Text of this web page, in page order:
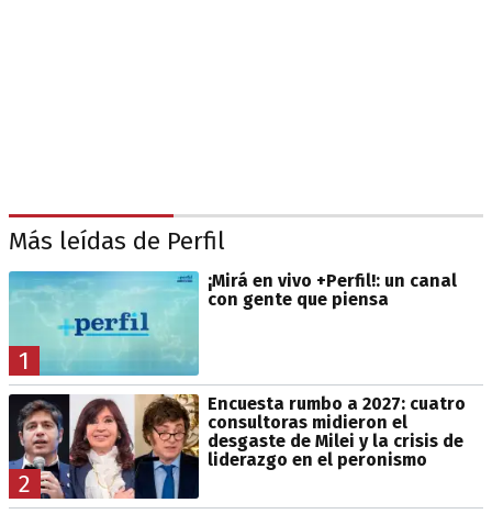
Más leídas de Perfil
1
¡Mirá en vivo +Perfil!: un canal
con gente que piensa
2
Encuesta rumbo a 2027: cuatro
consultoras midieron el
desgaste de Milei y la crisis de
liderazgo en el peronismo